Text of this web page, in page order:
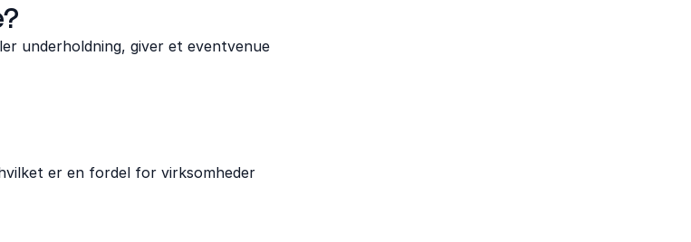
underholdning, giver et eventvenue
er en fordel for virksomheder